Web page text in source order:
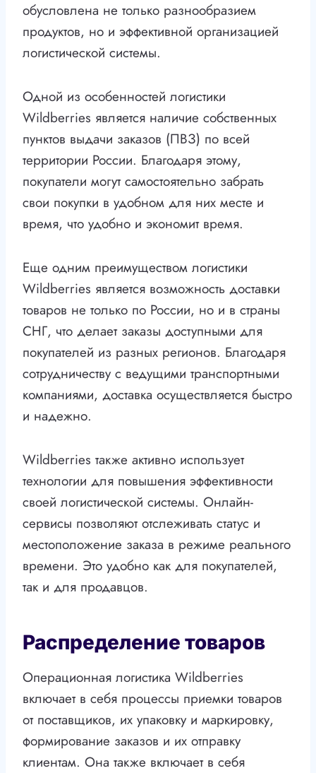
обусловлена не только разнообразием
продуктов, но и эффективной организацией
логистической системы.
Одной из особенностей логистики
Wildberries является наличие собственных
пунктов выдачи заказов (ПВЗ) по всей
территории России. Благодаря этому,
покупатели могут самостоятельно забрать
свои покупки в удобном для них месте и
время, что удобно и экономит время.
Еще одним преимуществом логистики
Wildberries является возможность доставки
товаров не только по России, но и в страны
СНГ, что делает заказы доступными для
покупателей из разных регионов. Благодаря
сотрудничеству с ведущими транспортными
компаниями, доставка осуществляется быстро
и надежно.
Wildberries также активно использует
технологии для повышения эффективности
своей логистической системы. Онлайн-
сервисы позволяют отслеживать статус и
местоположение заказа в режиме реального
времени. Это удобно как для покупателей,
так и для продавцов.
Распределение товаров
Операционная логистика Wildberries
включает в себя процессы приемки товаров
от поставщиков, их упаковку и маркировку,
формирование заказов и их отправку
клиентам. Она также включает в себя